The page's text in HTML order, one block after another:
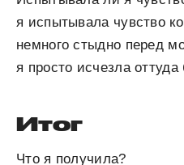
я испытывала чувство
немного стыдно перед
я просто исчезла
Итог
Что я получила?